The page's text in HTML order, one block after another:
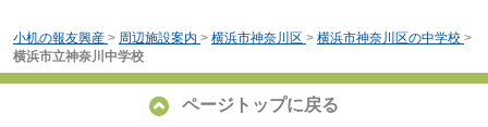
小机の報友興産 > 周辺施設案内 > 横浜市神奈川区 > 横浜市神奈川区の中学校 >
横浜市立神奈川中学校
ページトップに戻る